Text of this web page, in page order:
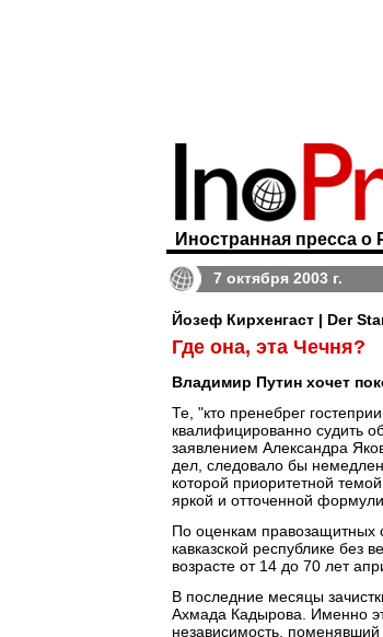
Иностранная пресса о
7 октября 2003 г.
Йозеф Кирхенгаст | Der
Где она, эта Чечня?
Владимир Путин хочет
Те, "кто пренебрег
квалифицированно судить
заявлением Александра
дел, следовало бы
которой приоритетной
яркой и отточенной
По оценкам правозащитных
кавказской республике без
возрасте от 14 до 70 лет
В последние месяцы
Ахмада Кадырова. Именно
независимость, поменявший